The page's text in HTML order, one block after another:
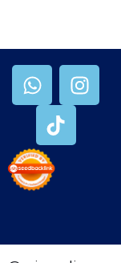
W
h
a
s
a
p
I
n
T
k
t
k